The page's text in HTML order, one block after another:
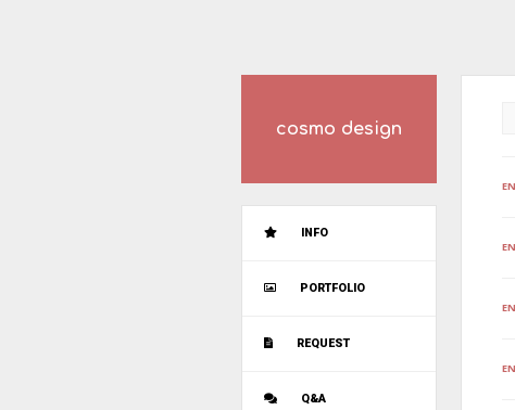
cosmo design
INFO
PORTFOLIO
REQUEST
Q&A